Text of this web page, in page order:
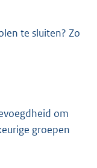
te sluiten? Zo
om
groepen